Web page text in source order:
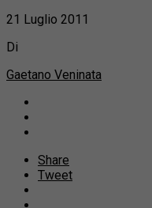
21 Luglio 2011
Di
Gaetano Veninata
Share
Tweet